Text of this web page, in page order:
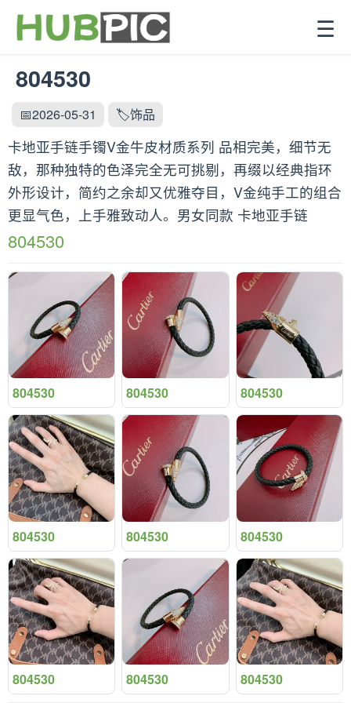
☰
804530
📅2026-05-31 🏷️饰品
卡地亚手链手镯V金牛皮材质系列 品相完美，细节无
敌，那种独特的色泽完全无可挑剔，再缀以经典指环
外形设计，简约之余却又优雅夺目，V金纯手工的组合
更显气色，上手雅致动人。男女同款 卡地亚手链
804530
804530 804530 804530
804530 804530 804530
804530 804530 804530